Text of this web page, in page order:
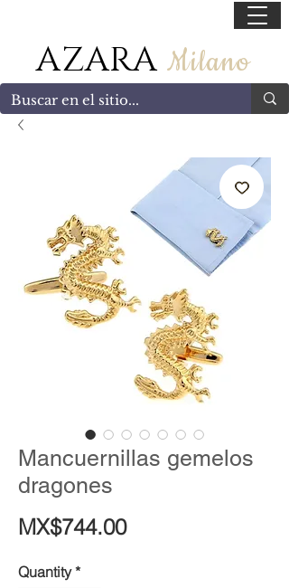
AZARA Milano
Mancuernillas gemelos
dragones
MX$744.00Price
Quantity *